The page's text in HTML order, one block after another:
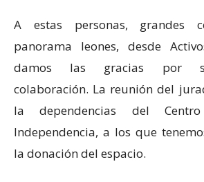
A estas personas, grandes
panorama leones, desde
damos las gracias por
colaboración. La reunión del
la dependencias del
Independencia, a los que
la donación del espacio.